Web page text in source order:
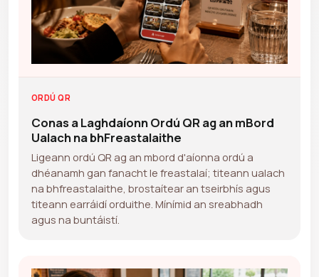
ORDÚ QR
Conas a Laghdaíonn Ordú QR ag an mBord
Ualach na bhFreastalaithe
Ligeann ordú QR ag an mbord d'aíonna ordú a
dhéanamh gan fanacht le freastalaí; titeann ualach
na bhfreastalaithe, brostaítear an tseirbhís agus
titeann earráidí orduithe. Mínímid an sreabhadh
agus na buntáistí.